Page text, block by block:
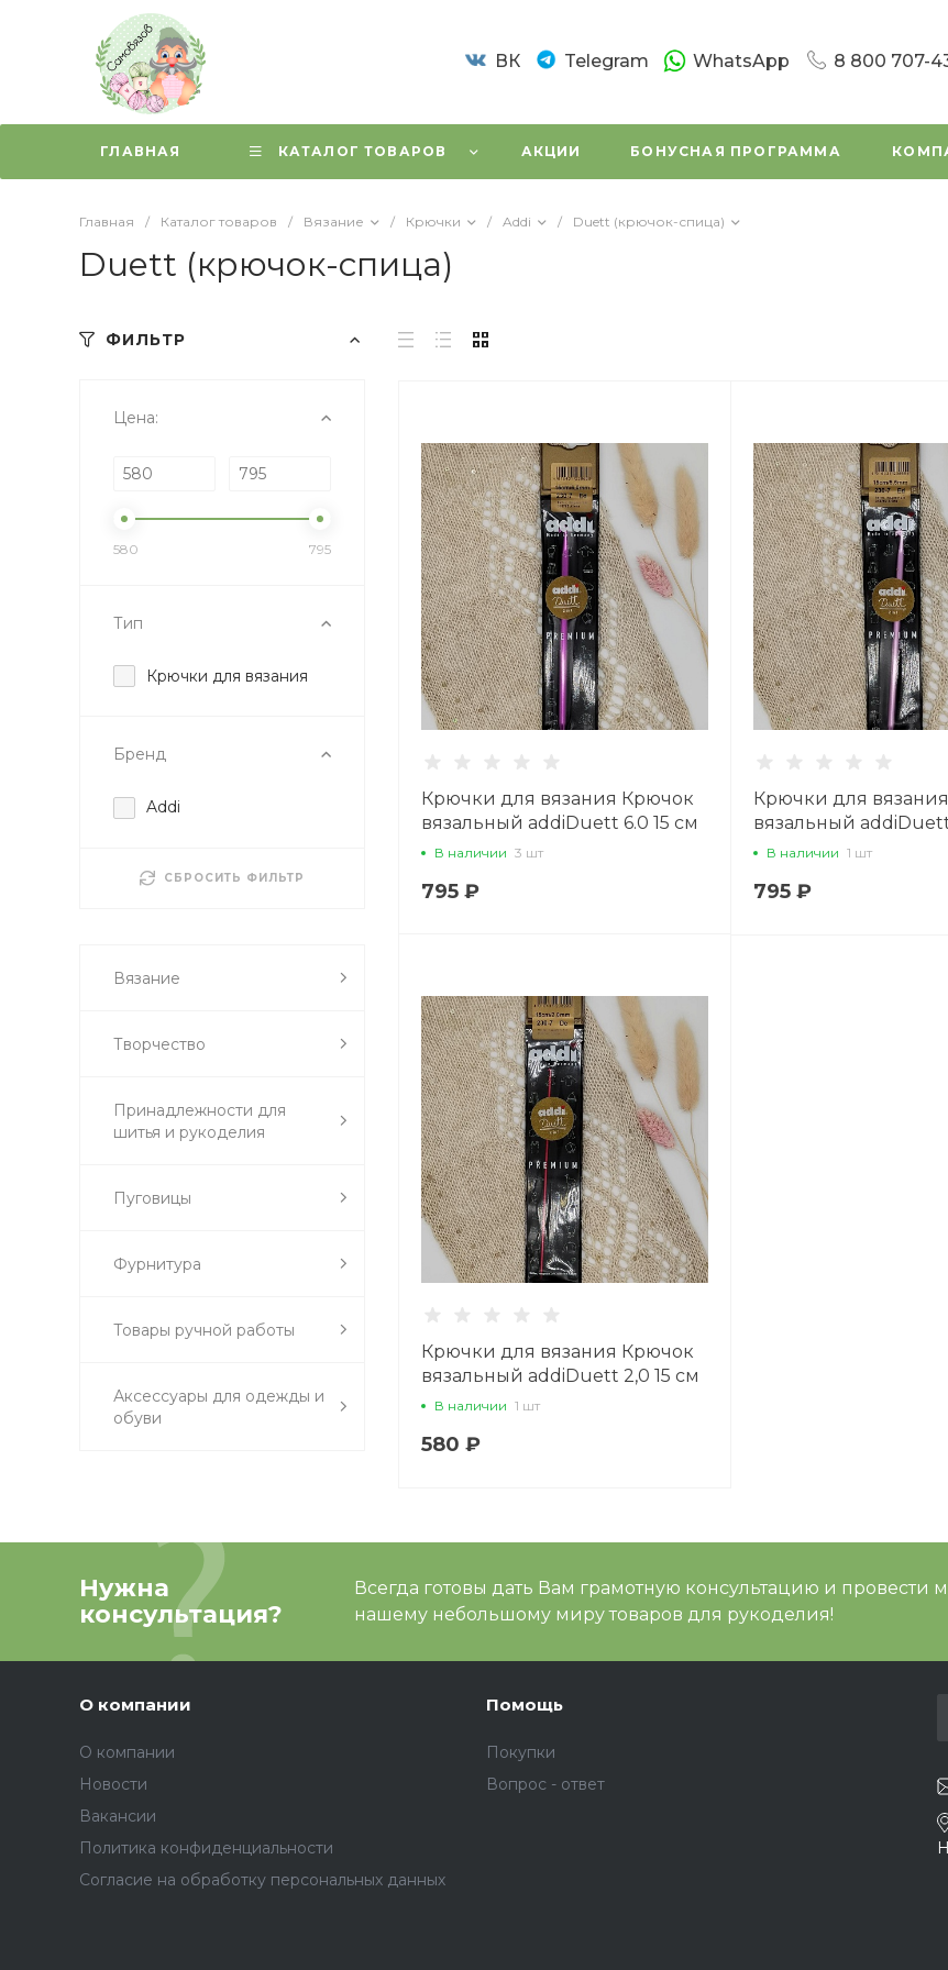
ВК Telegram WhatsApp 8 800 707-
Пн-Вс: 10:00 -
г. Санкт-
Маршала
Пн-Сб: 11:00 –
Вс: 11:00–18:45
Написать в
ГЛАВНАЯ КАТАЛОГ ТОВАРОВ АКЦИИ БОНУСНАЯ ПРОГРАММА
Главная / Каталог товаров / Вязание / Крючки / Addi / Duett (крючок-спица)
Duett (крючок-спица)
ФИЛЬТР
Цена:
580 795
Тип
Крючки для вязания
Бренд
Addi
СБРОСИТЬ ФИЛЬТР
Вязание
Творчество
Принадлежности для
шитья и рукоделия
Пуговицы
Фурнитура
Товары ручной работы
Аксессуары для одежды и
обуви
Крючки для вязания Крючок
вязальный addiDuett 6.0 15 см
В наличии 3 шт
795 ₽
Крючки для
вязальный addiDuett
В наличии 1 шт
795 ₽
Крючки для вязания Крючок
вязальный addiDuett 2,0 15 см
В наличии 1 шт
580 ₽
Нужна
консультация?
Всегда готовы дать Вам грамотную консультацию и провести
нашему небольшому миру товаров для рукоделия!
О компании
О компании
Новости
Вакансии
Политика конфиденциальности
Согласие на обработку персональных данных
Помощь
Покупки
Вопрос - ответ